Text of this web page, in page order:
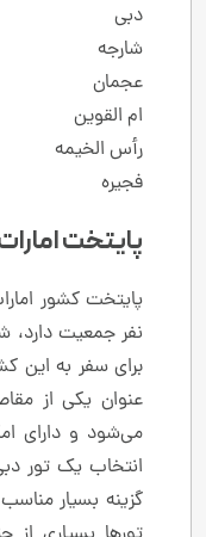
دبی
شارجه
عجمان
ام‌ القوین
رأس ‌الخیمه
فجیره
پایتخت
نفر جمعیت دارد،
برای سفر به این
عنوان یکی از
می‌شود و دارای
انتخاب یک تور
گزینه بسیار